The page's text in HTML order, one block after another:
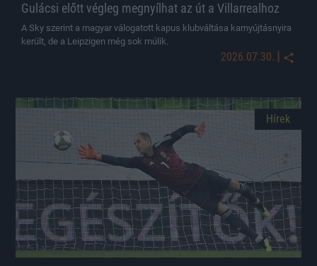
Gulácsi előtt végleg megnyílhat az út a Villarrealhoz
A Sky szerint a magyar válogatott kapus klubváltása karnyújtásnyira
került, de a Leipzigen még sok múlik.
2026.07.30. |
Hírek